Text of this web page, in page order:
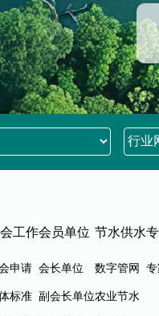
工作
申请
标准
会员单位
会长单位
副会长单位
节水供水
数字管网
农业节水